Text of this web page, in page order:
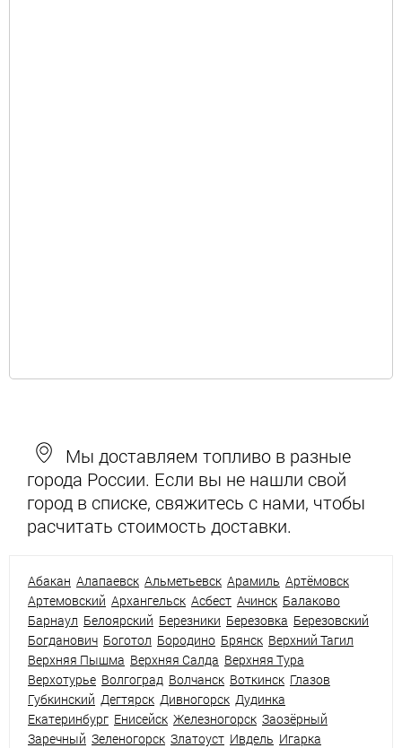
Мы доставляем топливо в разные
города России. Если вы не нашли свой
город в списке, свяжитесь с нами, чтобы
расчитать стоимость доставки.
Абакан Алапаевск Альметьевск Арамиль Артёмовск
Артемовский Архангельск Асбест Ачинск Балаково
Барнаул Белоярский Березники Березовка Березовский
Богданович Боготол Бородино Брянск Верхний Тагил
Верхняя Пышма Верхняя Салда Верхняя Тура
Верхотурье Волгоград Волчанск Воткинск Глазов
Губкинский Дегтярск Дивногорск Дудинка
Екатеринбург Енисейск Железногорск Заозёрный
Заречный Зеленогорск Златоуст Ивдель Игарка